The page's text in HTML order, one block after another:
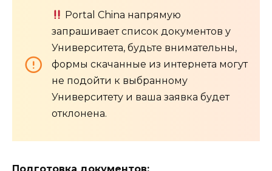
Portal China напрямую
запрашивает список документов у
Университета, будьте внимательны,
формы скачанные из интернета могут
не подойти к выбранному
Университету и ваша заявка будет
отклонена.